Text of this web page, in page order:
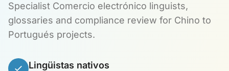
Specialist Comercio electrónico linguists,
glossaries and compliance review for Chino to
Portugués projects.
Lingüistas nativos